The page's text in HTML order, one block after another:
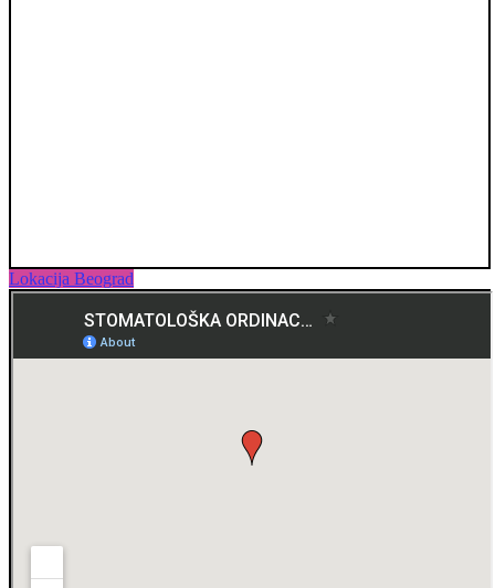
Lokacija Beograd